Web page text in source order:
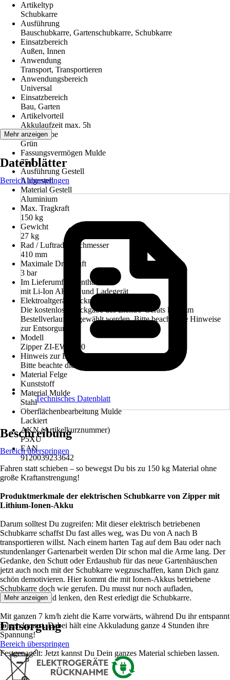
Artikeltyp
Schubkarre
Ausführung
Bauschubkarre, Gartenschubkarre, Schubkarre
Einsatzbereich
Außen, Innen
Anwendung
Transport, Transportieren
Anwendungsbereich
Universal
Einsatzbereich
Bau, Garten
Artikelvorteil
Akkulaufzeit max. 5h
Grundfarbe
Grün
Fassungsvermögen Mulde
75 l
Ausführung Gestell
Alugestell
Material Gestell
Aluminium
Max. Tragkraft
150 kg
Gewicht
27 kg
Rad / Luftrad Durchmesser
410 mm
Maximale Druckluft
3 bar
Im Lieferumfang enthalten
mit Li-Ion AKKU und Ladegerät
Elektroaltgerät-Rücknahme
Die kostenlose Rückgabe des Elektro-Geräts kann im
Bestellverlauf ausgewählt werden. Bitte beachte die Hinweise
zur Entsorgung.
Modell
Zipper ZI-EWB500
Hinweis zur Entsorgung
Bitte beachte die Hinweise zur Entsorgung
Material Felge
Kunststoff
Material Mulde
Stahl
Oberflächenbearbeitung Mulde
Lackiert
AKN (Artikelkurznummer)
P5XU
EAN
9120039233642
Mehr anzeigen
Datenblätter
Bereich überspringen
Technisches Datenblatt
Beschreibung
Bereich überspringen
Fahren statt schieben – so bewegst Du bis zu 150 kg Material ohne
große Kraftanstrengung!
Produktmerkmale der elektrischen Schubkarre von Zipper mit
Lithium-Ionen-Akku
Darum solltest Du zugreifen: Mit dieser elektrisch betriebenen
Schubkarre schaffst Du fast alles weg, was Du von A nach B
transportieren willst. Nach einem harten Tag auf dem Bau oder nach
stundenlanger Gartenarbeit werden Dir schon mal die Arme lang. Der
Gedanke, den Schutt oder Erdaushub für das neue Gartenhäuschen
jetzt auch noch mit der Schubkarre wegzuschaffen, kann Dich ganz
schön demotivieren. Hier kommt die mit Ionen-Akkus betriebene
Schubkarre doch wie gerufen. Du musst nur noch aufladen,
anschmeißen und lenken, den Rest erledigt die Schubkarre.
Mit ganzen 7 km/h zieht die Karre vorwärts, während Du ihr entspannt
folgen kannst. Dabei hält eine Akkuladung ganze 4 Stunden ihre
Spannung!
Festgenagelt: Jetzt kannst Du Dein ganzes Material schieben lassen.
Mehr anzeigen
Entsorgung
Bereich überspringen